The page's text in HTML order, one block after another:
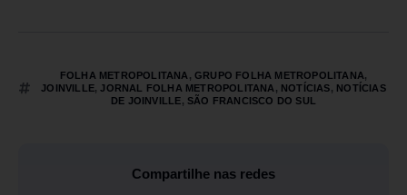
FOLHA METROPOLITANA , GRUPO FOLHA METROPOLITANA,
JOINVILLE,JORNAL FOLHA METROPOLITANA , NOTÍCIAS, NOTÍCIAS
DE JOINVILLE, SÃO FRANCISCO DO SUL
Compartilhe nas redes